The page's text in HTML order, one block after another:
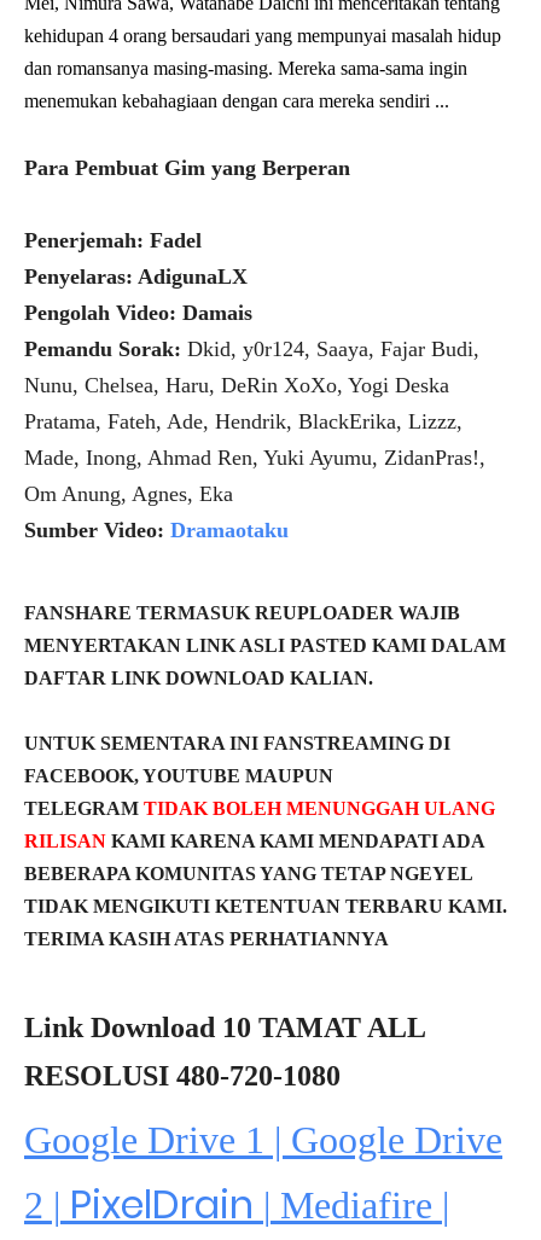
kehidupan 4 orang bersaudari yang mempunyai masalah hidup
dan romansanya masing-masing. Mereka sama-sama ingin
menemukan kebahagiaan dengan cara mereka sendiri ...
Para Pembuat Gim yang Berperan
Penerjemah: Fadel
Penyelaras: AdigunaLX
Pengolah Video: Damais
Pemandu Sorak: Dkid, y0r124, Saaya, Fajar Budi,
Nunu, Chelsea, Haru, DeRin XoXo, Yogi Deska
Pratama, Fateh, Ade, Hendrik, BlackErika, Lizzz,
Made, Inong, Ahmad Ren, Yuki Ayumu, ZidanPras!,
Om Anung, Agnes, Eka
Sumber Video: Dramaotaku
FANSHARE TERMASUK REUPLOADER WAJIB
MENYERTAKAN LINK ASLI PASTED KAMI DALAM
DAFTAR LINK DOWNLOAD KALIAN.
UNTUK SEMENTARA INI FANSTREAMING DI
FACEBOOK, YOUTUBE MAUPUN
TELEGRAM TIDAK BOLEH MENUNGGAH ULANG
RILISAN KAMI KARENA KAMI MENDAPATI ADA
BEBERAPA KOMUNITAS YANG TETAP NGEYEL
TIDAK MENGIKUTI KETENTUAN TERBARU KAMI.
TERIMA KASIH ATAS PERHATIANNYA
Link Download 10 TAMAT ALL
RESOLUSI 480-720-1080
Google Drive 1 | Google Drive
2 | PixelDrain | Mediafire |